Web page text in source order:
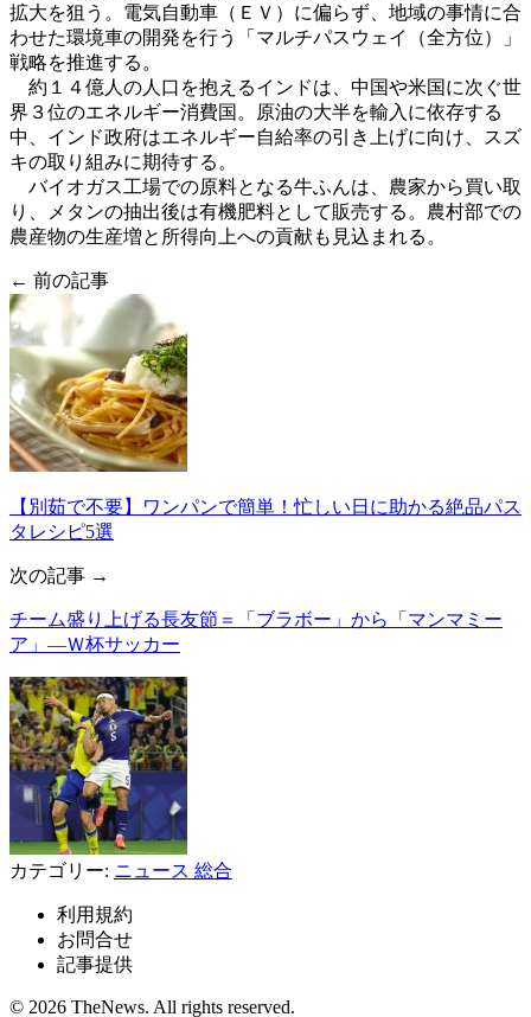
拡大を狙う。電気自動車（ＥＶ）に偏らず、地域の事情に合
わせた環境車の開発を行う「マルチパスウェイ（全方位）」
戦略を推進する。
約１４億人の人口を抱えるインドは、中国や米国に次ぐ世
界３位のエネルギー消費国。原油の大半を輸入に依存する
中、インド政府はエネルギー自給率の引き上げに向け、スズ
キの取り組みに期待する。
バイオガス工場での原料となる牛ふんは、農家から買い取
り、メタンの抽出後は有機肥料として販売する。農村部での
農産物の生産増と所得向上への貢献も見込まれる。
← 前の記事
【別茹で不要】ワンパンで簡単！忙しい日に助かる絶品パス
タレシピ5選
次の記事 →
チーム盛り上げる長友節＝「ブラボー」から「マンマミー
ア」―Ｗ杯サッカー
カテゴリー: ニュース 総合
利用規約
お問合せ
記事提供
© 2026 TheNews. All rights reserved.